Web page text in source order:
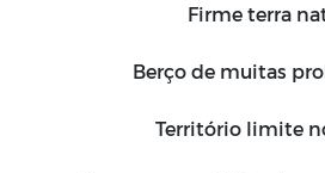
Firme terra
Berço de muitas
Território limite